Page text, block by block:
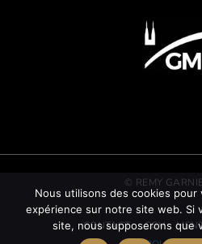
© REMY
CONTACT CGV
Nous utilisons des cookies pour
expérience sur notre site web. Si
site, nous supposerons que